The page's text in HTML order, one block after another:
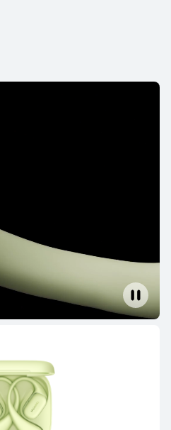
HUAWEI FreeBuds SE 2
En savoir plus